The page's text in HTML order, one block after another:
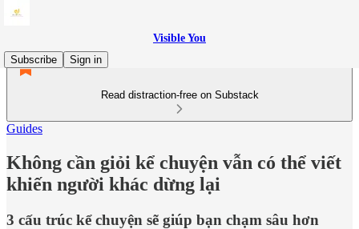
Visible You
Subscribe
Sign in
Read distraction-free on Substack
Guides
Không cần giỏi kể chuyện vẫn có thể viết
khiến người khác dừng lại
3 cấu trúc kể chuyện sẽ giúp bạn chạm sâu hơn